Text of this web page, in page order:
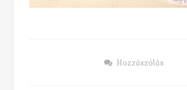
Hozzászólás